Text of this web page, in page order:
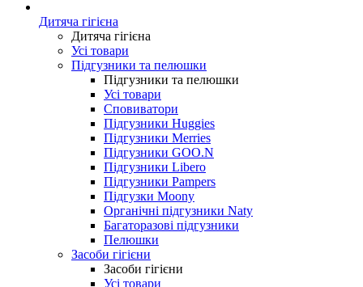
Дитяча гігієна
Дитяча гігієна
Усі товари
Підгузники та пелюшки
Підгузники та пелюшки
Усі товари
Сповиватори
Підгузники Huggies
Підгузники Merries
Підгузники GOO.N
Підгузники Libero
Підгузники Pampers
Підгузки Moony
Органічні підгузники Naty
Багаторазові підгузники
Пелюшки
Засоби гігієни
Засоби гігієни
Усі товари